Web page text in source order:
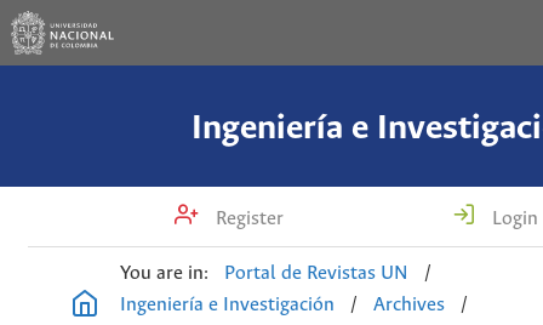
Ingeniería e
Register Login
You are in: Portal de Revistas UN
/
Ingeniería e Investigación
/ Archives
/